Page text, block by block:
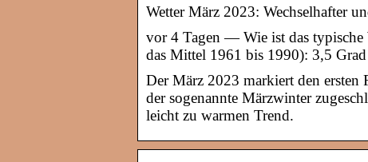
Wetter März 2023: Wechselhafter
vor 4 Tagen — Wie ist das typische
das Mittel 1961 bis 1990): 3,5
Der März 2023 markiert den ersten
der sogenannte Märzwinter
leicht zu warmen Trend.